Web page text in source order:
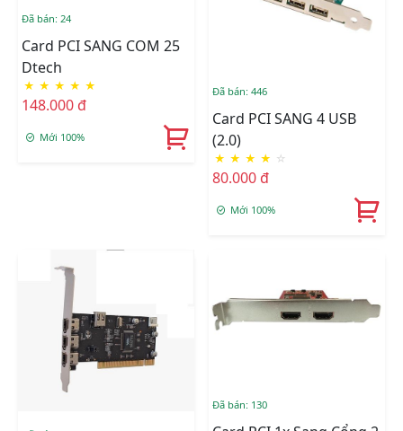
Đã bán: 24
Card PCI SANG COM 25
Dtech
★ ★ ★ ★ ★
148.000 đ
Mới 100%
Đã bán: 446
Card PCI SANG 4 USB
(2.0)
★ ★ ★ ★ ☆
80.000 đ
Mới 100%
Đã bán: 130